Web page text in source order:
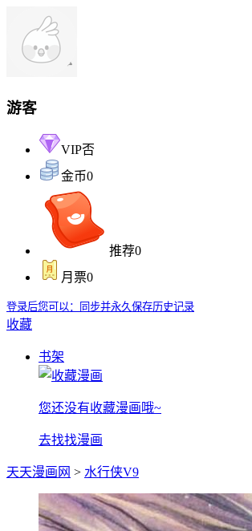
游客
VIP否
金币0
推荐0
月票0
登录后您可以：同步并永久保存历史记录
收藏
书架
您还没有收藏漫画哦~
去找找漫画
天天漫画网 > 水行侠V9